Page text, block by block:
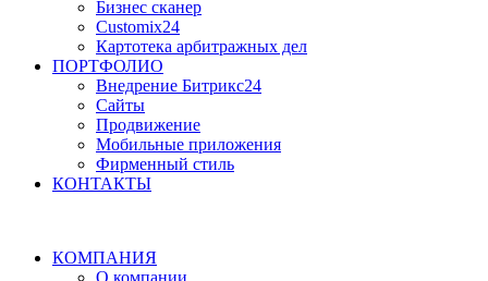
Бизнес сканер
Customix24
Картотека арбитражных дел
ПОРТФОЛИО
Внедрение Битрикс24
Сайты
Продвижение
Мобильные приложения
Фирменный стиль
КОНТАКТЫ
КОМПАНИЯ
О компании